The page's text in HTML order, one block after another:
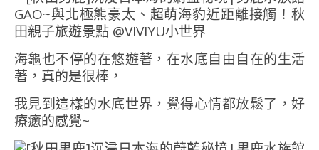
海龜也不停的在悠遊著，在水底自由自在的生活
著，真的是很棒，
我見到這樣的水底世界，覺得心情都放鬆了，好
療癒的感覺~